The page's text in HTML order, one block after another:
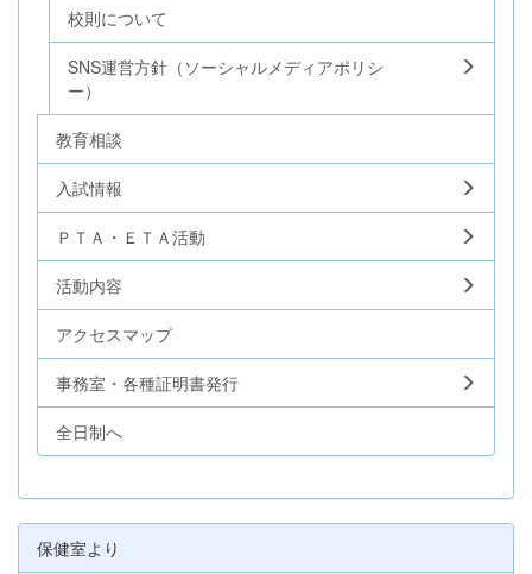
校則について
SNS運営方針（ソーシャルメディアポリシ
ー）
教育相談
入試情報
ＰＴＡ・ＥＴＡ活動
活動内容
アクセスマップ
事務室・各種証明書発行
全日制へ
保健室より